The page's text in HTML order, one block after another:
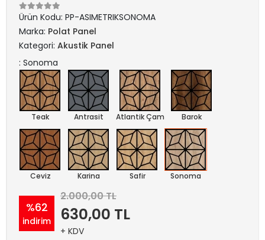
Ürün Kodu: PP-ASIMETRIKSONOMA
Marka: Polat Panel
Kategori: Akustik Panel
: Sonoma
Teak Antrasit Atlantik Çam Barok
Ceviz Karina Safir Sonoma
%62
indirim
2.000,00 TL
630,00 TL
+ KDV